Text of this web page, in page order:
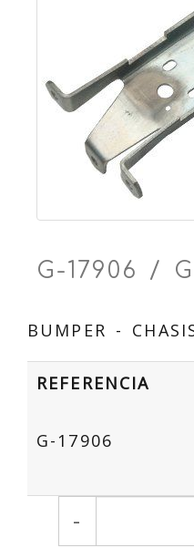
G-17906 /
BUMPER -
REFERENCIA
G-17906
-